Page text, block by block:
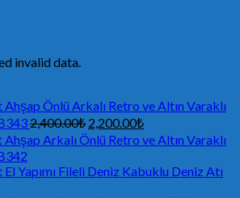
invalid data.
Önlü Arkalı Retro ve Altın Varaklı
2,400.00₺ 2,200.00₺
Arkalı Önlü Retro ve Altın Varaklı
Yapımı Fileli Deniz Kabuklu Deniz Atı